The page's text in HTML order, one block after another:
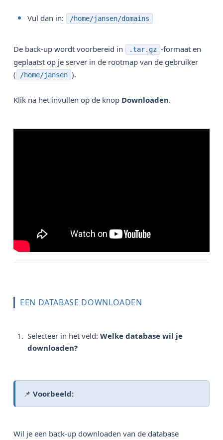
Vul dan in: /home/jansen/domains
De back-up wordt voorbereid in .tar.gz -formaat en
geplaatst op je server in de rootmap van de gebruiker
(
/home/jansen ).
Klik na het invullen op de knop Downloaden.
EEN DATABASE DOWNLOADEN
Selecteer in het veld: Welke database wil je
downloaden?
📌 Voorbeeld:
Wil je een back-up downloaden van de database